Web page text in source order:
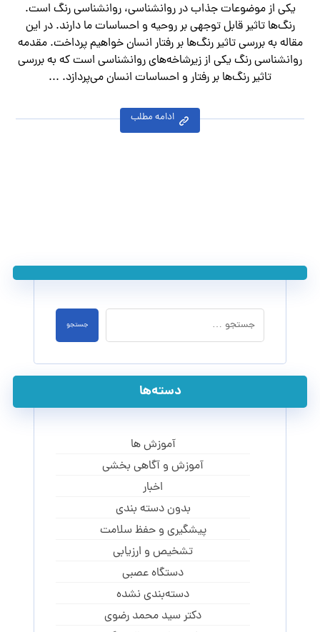
یکی از موضوعات جذاب در روانشناسی، روانشناسی رنگ است.
رنگ‌ها تاثیر قابل توجهی بر روحیه و احساسات ما دارند. در این
مقاله به بررسی تاثیر رنگ‌ها بر رفتار انسان خواهیم پرداخت. مقدمه
روانشناسی رنگ یکی از زیرشاخه‌های روانشناسی است که به بررسی
تاثیر رنگ‌ها بر رفتار و احساسات انسان می‌پردازد. ...
ادامه مطلب
جستجو
دسته‌ها
آموزش ها
آموزش و آگاهی‌ بخشی
اخبار
بدون دسته بندی
پیشگیری و حفظ سلامت
تشخیص و ارزیابی
دستگاه عصبی
دسته‌بندی نشده
دکتر سید محمد رضوی